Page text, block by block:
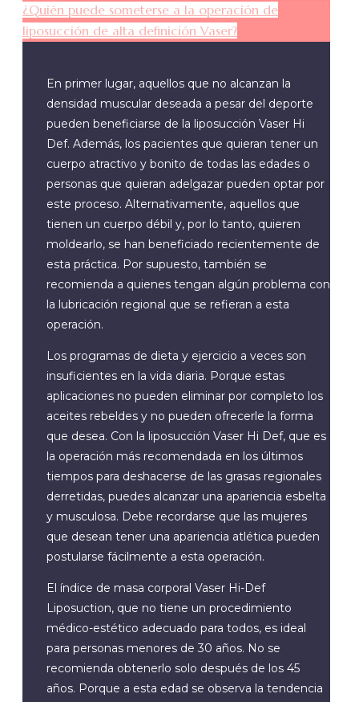
¿Quién puede someterse a la operación de
liposucción de alta definición Vaser?
En primer lugar, aquellos que no alcanzan la
densidad muscular deseada a pesar del deporte
pueden beneficiarse de la liposucción Vaser Hi
Def. Además, los pacientes que quieran tener un
cuerpo atractivo y bonito de todas las edades o
personas que quieran adelgazar pueden optar por
este proceso. Alternativamente, aquellos que
tienen un cuerpo débil y, por lo tanto, quieren
moldearlo, se han beneficiado recientemente de
esta práctica. Por supuesto, también se
recomienda a quienes tengan algún problema con
la lubricación regional que se refieran a esta
operación.
Los programas de dieta y ejercicio a veces son
insuficientes en la vida diaria. Porque estas
aplicaciones no pueden eliminar por completo los
aceites rebeldes y no pueden ofrecerle la forma
que desea. Con la liposucción Vaser Hi Def, que es
la operación más recomendada en los últimos
tiempos para deshacerse de las grasas regionales
derretidas, puedes alcanzar una apariencia esbelta
y musculosa. Debe recordarse que las mujeres
que desean tener una apariencia atlética pueden
postularse fácilmente a esta operación.
El índice de masa corporal Vaser Hi-Def
Liposuction, que no tiene un procedimiento
médico-estético adecuado para todos, es ideal
para personas menores de 30 años. No se
recomienda obtenerlo solo después de los 45
años. Porque a esta edad se observa la tendencia